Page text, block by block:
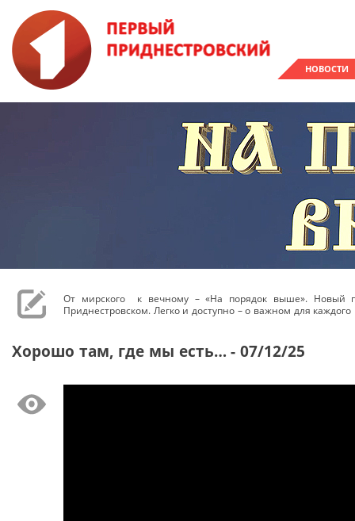
НОВОСТИ
От мирского к вечному – «На порядок выше». Новый
Приднестровском. Легко и доступно – о важном для каждого
Хорошо там, где мы есть… - 07/12/25